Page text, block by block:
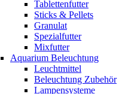
Tablettenfutter
Sticks & Pellets
Granulat
Spezialfutter
Mixfutter
Aquarium Beleuchtung
Leuchtmittel
Beleuchtung Zubehör
Lampensysteme